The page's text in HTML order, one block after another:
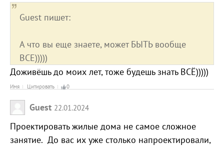
Guest пишет:
А что вы еще знаете, может БЫТЬ вообще
ВСЕ)))))
Доживёшь до моих лет, тоже будешь знать ВСЁ)))))
Имя Цитировать 0
Guest 22.01.2024
Проектировать жилые дома не самое сложное
занятие. До вас их уже столько напроектировали,